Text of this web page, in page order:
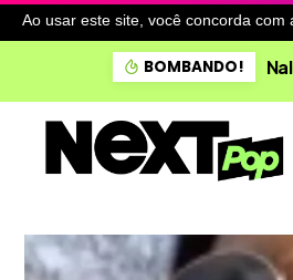
Ao usar este site, você concorda com
BOMBANDO!